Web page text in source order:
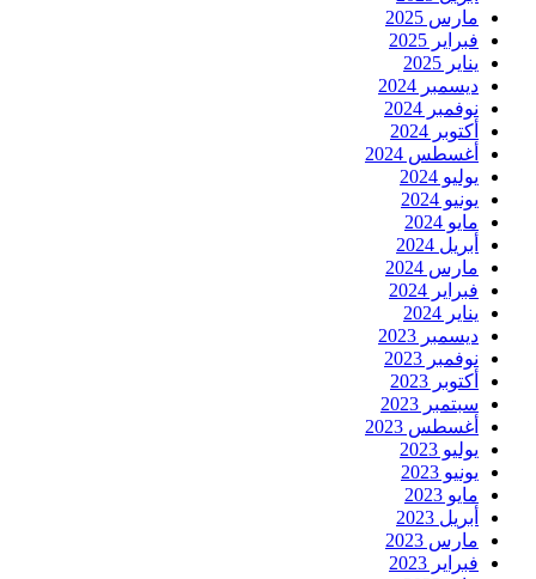
مارس 2025
فبراير 2025
يناير 2025
ديسمبر 2024
نوفمبر 2024
أكتوبر 2024
أغسطس 2024
يوليو 2024
يونيو 2024
مايو 2024
أبريل 2024
مارس 2024
فبراير 2024
يناير 2024
ديسمبر 2023
نوفمبر 2023
أكتوبر 2023
سبتمبر 2023
أغسطس 2023
يوليو 2023
يونيو 2023
مايو 2023
أبريل 2023
مارس 2023
فبراير 2023